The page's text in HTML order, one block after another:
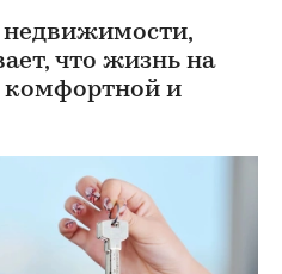
что жизнь на
комфортной и